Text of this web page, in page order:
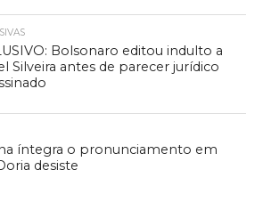
Bolsonaro editou indulto a
Silveira antes de parecer jurídico
íntegra o pronunciamento em
desiste